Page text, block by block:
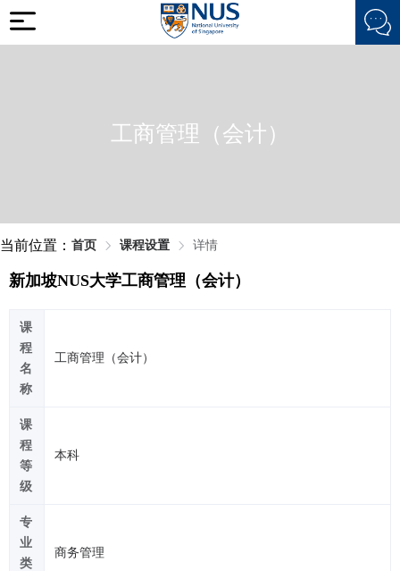
工商管理（会计）
当前位置： 首页 课程设置 详情
新加坡NUS大学工商管理（会计）
课
程
名
称
工商管理（会计）
课
程
等
级
本科
专
业
类
商务管理